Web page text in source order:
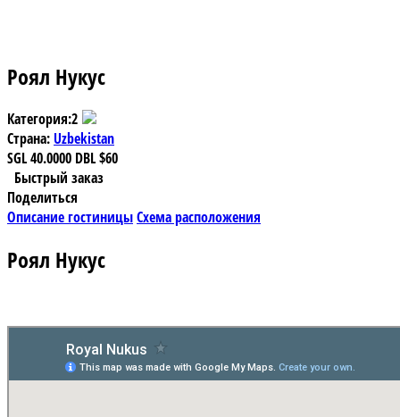
Роял Нукус
Категория:2
Страна: Uzbekistan
SGL40.0000 DBL$60
Быстрый заказ
Поделиться
Описание гостиницыСхема расположения
Роял Нукус